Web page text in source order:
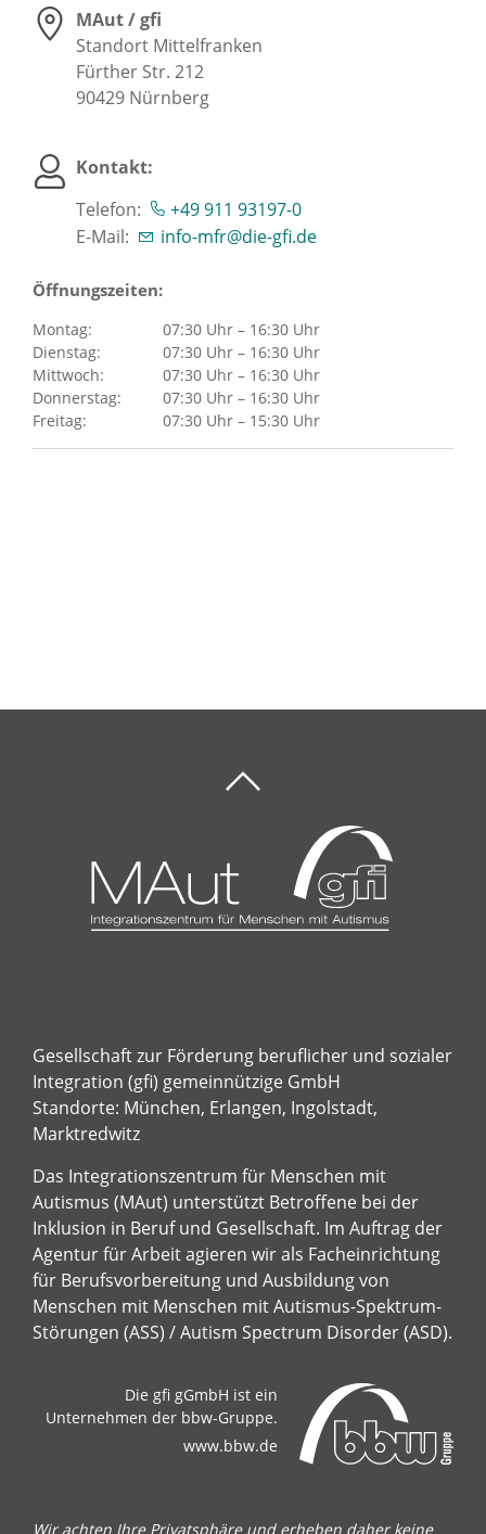
MAut / gfi
Standort Mittelfranken
Fürther Str. 212
90429 Nürnberg
Öffnungszeiten:
Montag:
07:30 Uhr – 16:30 Uhr
Dienstag:
07:30 Uhr – 16:30 Uhr
Mittwoch:
07:30 Uhr – 16:30 Uhr
Donnerstag:
07:30 Uhr – 16:30 Uhr
Freitag:
07:30 Uhr – 15:30 Uhr
Kontakt:
Telefon:
+49 911 93197-0
E-Mail:
info-mfr@die-gfi.de
Gesellschaft zur Förderung beruflicher und sozialer
Integration (gfi) gemeinnützige GmbH
Standorte: München, Erlangen, Ingolstadt,
Marktredwitz
Das Integrationszentrum für Menschen mit
Autismus (MAut) unterstützt Betroffene bei der
Inklusion in Beruf und Gesellschaft. Im Auftrag der
Agentur für Arbeit agieren wir als Facheinrichtung
für Berufsvorbereitung und Ausbildung von
Menschen mit Menschen mit Autismus-Spektrum-
Störungen (ASS) / Autism Spectrum Disorder (ASD).
Die gfi gGmbH ist ein
Unternehmen der bbw-Gruppe.
www.bbw.de
Wir achten Ihre Privatsphäre und erheben daher keine